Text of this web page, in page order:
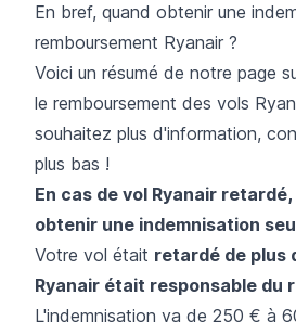
En bref, quand obtenir une
remboursement Ryanair ?
Voici un résumé de notre page
le remboursement des vols
souhaitez plus d'information,
plus bas !
En cas de vol Ryanair
obtenir une indemnisation
Votre vol était retardé de plus
Ryanair était responsable du
L'indemnisation va de 250 € à